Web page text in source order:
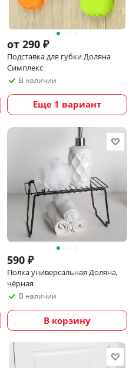
от 290 ₽
Подставка для губки Доляна
Симплекс
В наличии
Еще 1 вариант
590 ₽
Полка универсальная Доляна,
чёрная
В наличии
В корзину